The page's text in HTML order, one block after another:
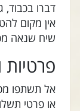
דברו
אין מקום
שיח שנאה
אל תשתפו
או פרטי